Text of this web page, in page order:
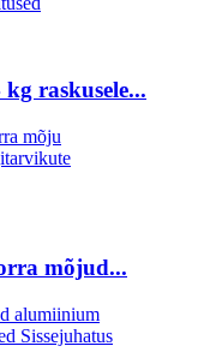
raskusele...
mõjud...